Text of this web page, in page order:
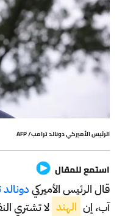
الرئيس الأميركي دونالد ترامب/ AFP
استمع للمقال
قال الرئيس الأميركي
آب، إن الهند لا تشتري